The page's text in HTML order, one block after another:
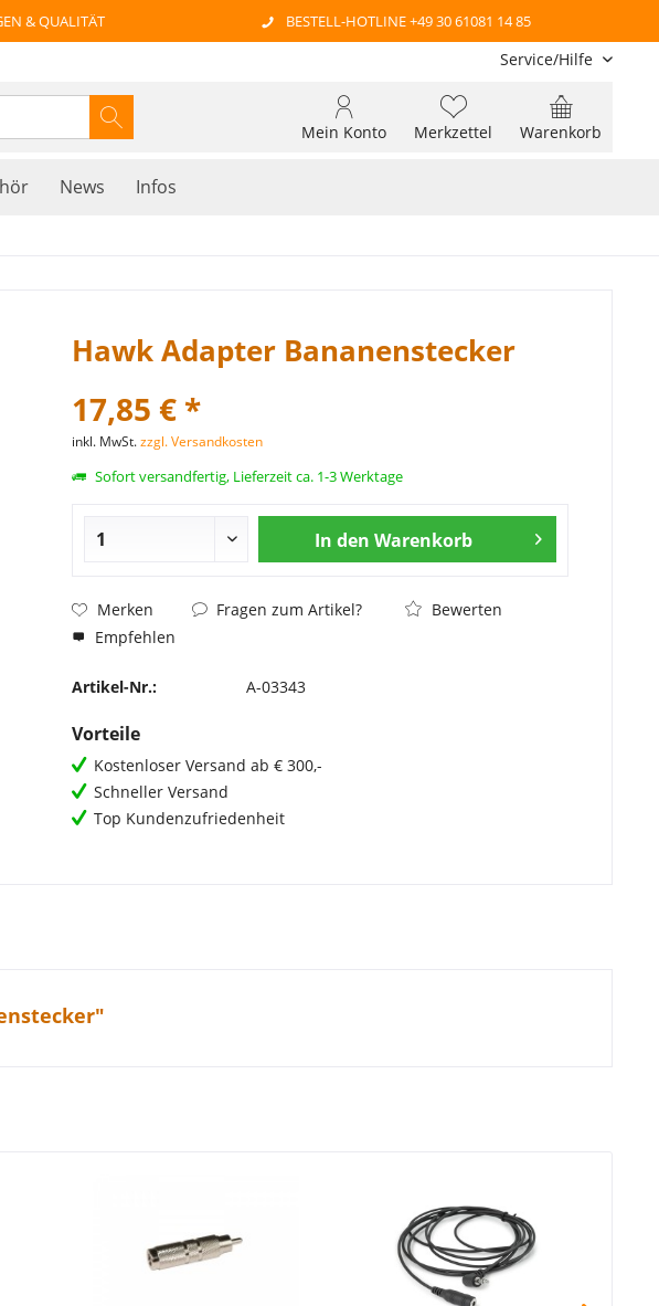
& QUALITÄT BESTELL-HOTLINE +49 30 61081 14 85
Service/Hilfe
Warenkorb
Merkzettel
Mein Konto
News Infos
Hawk Adapter Bananenstecker
17,85 € *
inkl. MwSt.zzgl. Versandkosten
Sofort versandfertig, Lieferzeit ca. 1-3 Werktage
In den Warenkorb
Merken Fragen zum Artikel?
Bewerten
Empfehlen
Artikel-Nr.: A-03343
Vorteile
Kostenloser Versand ab € 300,-
Schneller Versand
Top Kundenzufriedenheit